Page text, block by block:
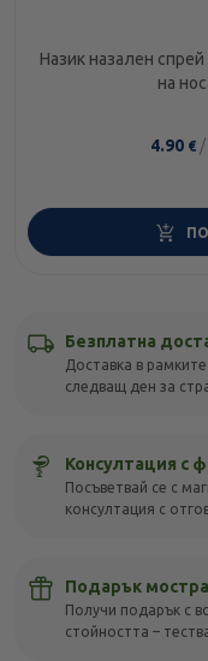
Назик назален спрей за деца
на
4.90 € /
Безплатна
Доставка в
следващ ден за
Консултация с
Посъветвай се с
консултация с
Подарък мостра
Получи подарък с
стойността –